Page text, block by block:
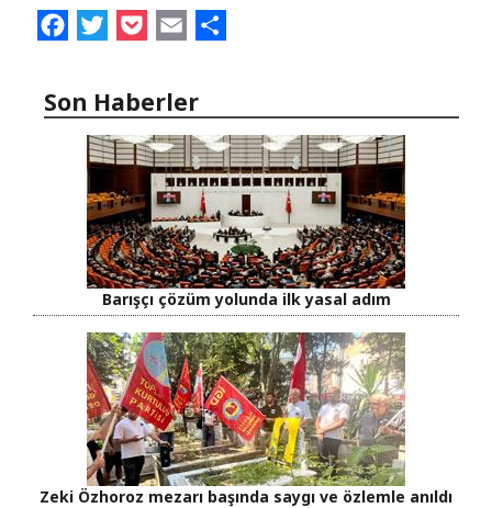
FacebookTwitterPocketEmail
Son Haberler
Barışçı çözüm yolunda ilk yasal adım
Zeki Özhoroz mezarı başında saygı ve özlemle anıldı